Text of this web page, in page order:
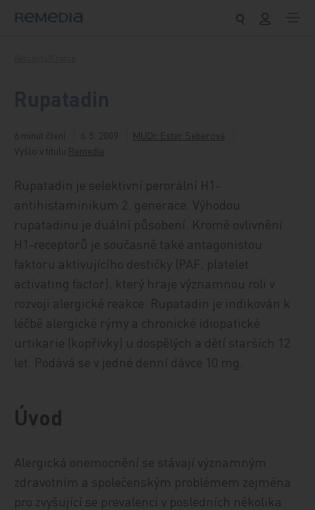
6 minut čtení 6. 5. 2009
MUDr. Ester Seberová
Vyšlo v titulu Remedia
Rupatadin je selektivní perorální H1-
antihistaminikum 2. generace. Výhodou
rupatadinu je duální působení. Kromě ovlivnění
H1-receptorů je současně také antagonistou
faktoru aktivujícího destičky (PAF, platelet
activating factor), který hraje významnou roli v
rozvoji alergické reakce. Rupatadin je indikován k
léčbě alergické rýmy a chronické idiopatické
urtikarie (kopřivky) u dospělých a dětí starších 12
let. Podává se v jedné denní dávce 10 mg.
Úvod
Alergická onemocnění se stávají významným
zdravotním a společenským problémem zejména
pro zvyšující se prevalenci v posledních několika